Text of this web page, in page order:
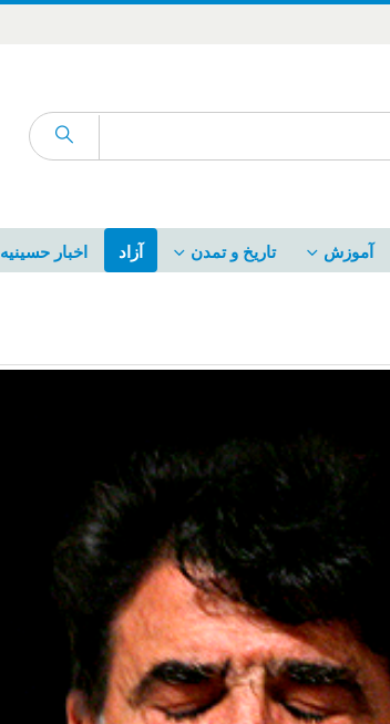
آموزش تاریخ و تمدن آزاد اخبار حسینیه